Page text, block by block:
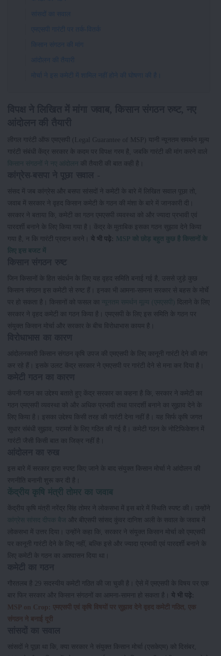
सांसदों का सवाल
एमएसपी गारंटी पर तर्क-वितर्क
किसान संगठन की मांग
आंदोलन की तैयारी
मोर्चा ने इस कमेटी में शामिल नहीं होने की घोषणा की है।
लीगल गारंटी ऑफ एमएसपी (Legal Guarantee of MSP) यानी न्यूनतम समर्थन मूल्य
गारंटी संबंधी केंद्र सरकार के कदम पर विपक्ष गरम है, जबकि गारंटी की मांग करने वाले
किसान संगठनों ने नए आंदोलन की तैयारी की बात कही है।
संसद में जब कांग्रेस और बसपा सांसदों ने कमेटी के बारे में लिखित सवाल पूछा तो,
जवाब में सरकार ने वृहद किसान कमेटी के गठन की मंशा के बारे में जानकारी दी।
सरकार ने बताया कि, कमेटी का गठन एमएसपी व्यवस्था को और ज्यादा प्रभावी एवं
पारदर्शी बनाने के लिए किया गया है। केंद्र के मुताबिक इसका गठन सुझाव देने किया
गया है, न कि गारंटी प्रदान करने। ये भी पढ़े:
MSP को छोड़ बहुत कुछ है किसानों के
लिए इस बजट में
जिन किसानों के हित संवर्धन के लिए यह वृहद समिति बनाई गई है, उससे जुड़े कुछ
किसान संगठन इस कमेटी से रुष्ट हैं। इनका भी आमना-सामना सरकार से बहस के मोर्चे
पर हो सकता है। किसानों को फसल का न्यूनतम समर्थन मूल्य (एमएसपी) दिलाने के लिए
सरकार ने वृहद कमेटी का गठन किया है। एमएसपी के लिए इस समिति के गठन पर
संयुक्त किसान मोर्चा और सरकार के बीच विरोधाभास कायम है।
आंदोलनकारी किसान संगठन कृषि उपज की एमएसपी के लिए कानूनी गारंटी देने की मांग
कर रहे हैं। इसके उलट केंद्र सरकार ने एमएसपी पर गारंटी देने से मना कर दिया है।
कंपनी गठन का उद्देश्य बताते हुए केंद्र सरकार का कहना है कि, सरकार ने कमेटी का
गठन एमएसपी व्यवस्था को और अधिक प्रभावी तथा पारदर्शी बनाने का सुझाव देने के
लिए किया है। इसका उद्देश्य किसी तरह की गारंटी देना नहीं है। यह सिर्फ कृषि जगत
सुधार संबंधी सुझाव, परामर्श के लिए गठित की गई है। कमेटी गठन के नोटिफिकेशन में
गारंटी जैसी किसी बात का जिक्र नहीं है।
इस बारे में सरकार द्वारा स्पष्ट किए जाने के बाद संयुक्त किसान मोर्चा ने आंदोलन की
रणनीति बनानी शुरू कर दी है।
केंद्रीय कृषि मंत्री तोमर का जवाब
केंद्रीय कृषि मंत्री नरेंद्र सिंह तोमर ने लोकसभा में इस बारे में स्थिति स्पष्ट की। उन्होंने
कांग्रेस सांसद दीपक बैज
और बीएसपी सांसद कुंवर दानिश अली के सवाल के जवाब में
लोकसभा में उत्तर दिया। उन्होंने कहा कि, सरकार ने संयुक्त किसान मोर्चा को एमएसपी
पर कानूनी गारंटी देने के लिए नहीं, बल्कि इसे और ज्यादा प्रभावी एवं पारदर्शी बनाने के
लिए कमेटी के गठन का आश्वासन दिया था।
गौरतलब है 29 सदस्यीय कमेटी गठित की जा चुकी है। ऐसे में एमएसपी के विषय पर एक
बार फिर सरकार और किसान संगठनों का आमना-सामना हो सकता है। ये भी पढ़े:
MSP on Crop: एमएसपी एवं कृषि विषयों पर सुझाव देने वृहद कमेटी गठित, एक
संगठन ने बनाई दूरी
सांसदों ने पूछा था कि, क्या सरकार ने संयुक्त किसान मोर्चा (एसकेएम) को दिसंबर,